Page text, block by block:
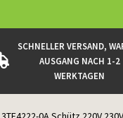
SCHNELLER VERSAND,
AUSGANG NACH 1-2
WERKTAGEN